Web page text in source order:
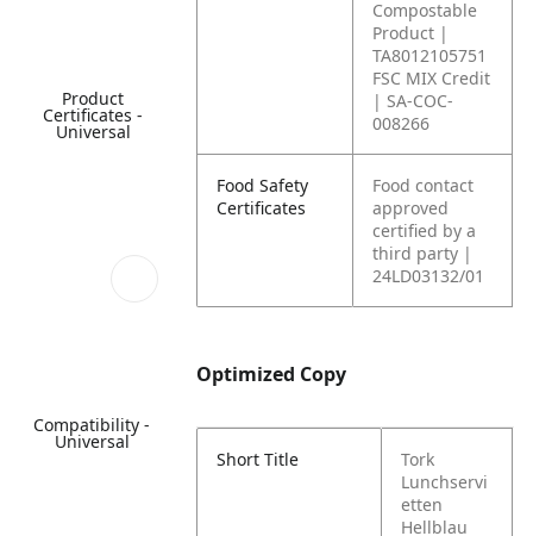
Product
Certificates -
Universal
Compatibility -
Universal
Compostable
Product |
TA8012105751
FSC MIX Credit
| SA-COC-
008266
Food Safety
Certificates
Food contact
approved
certified by a
third party |
24LD03132/01
Optimized Copy
Short Title
Tork
Lunchservi
etten
Hellblau